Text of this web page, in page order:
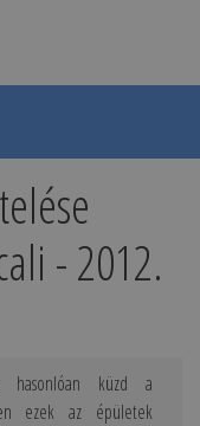
- 2012.
hasonlóan küzd a
ezek az épületek